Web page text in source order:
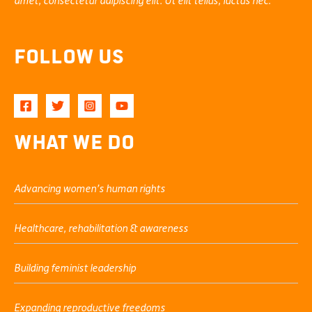
Follow Us
What We Do
Advancing women’s human rights
Healthcare, rehabilitation & awareness
Building feminist leadership
Expanding reproductive freedoms